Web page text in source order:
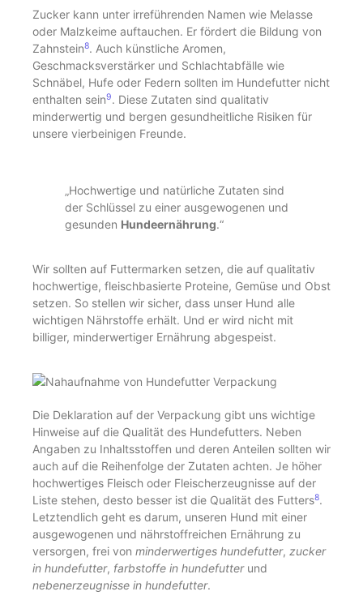
Zucker kann unter irreführenden Namen wie Melasse
oder Malzkeime auftauchen. Er fördert die Bildung von
Zahnstein8. Auch künstliche Aromen,
Geschmacksverstärker und Schlachtabfälle wie
Schnäbel, Hufe oder Federn sollten im Hundefutter nicht
enthalten sein9. Diese Zutaten sind qualitativ
minderwertig und bergen gesundheitliche Risiken für
unsere vierbeinigen Freunde.
„Hochwertige und natürliche Zutaten sind
der Schlüssel zu einer ausgewogenen und
gesunden Hundeernährung.“
Wir sollten auf Futtermarken setzen, die auf qualitativ
hochwertige, fleischbasierte Proteine, Gemüse und Obst
setzen. So stellen wir sicher, dass unser Hund alle
wichtigen Nährstoffe erhält. Und er wird nicht mit
billiger, minderwertiger Ernährung abgespeist.
Die Deklaration auf der Verpackung gibt uns wichtige
Hinweise auf die Qualität des Hundefutters. Neben
Angaben zu Inhaltsstoffen und deren Anteilen sollten wir
auch auf die Reihenfolge der Zutaten achten. Je höher
hochwertiges Fleisch oder Fleischerzeugnisse auf der
Liste stehen, desto besser ist die Qualität des Futters8.
Letztendlich geht es darum, unseren Hund mit einer
ausgewogenen und nährstoffreichen Ernährung zu
versorgen, frei von minderwertiges hundefutter, zucker
in hundefutter, farbstoffe in hundefutterund
nebenerzeugnisse in hundefutter.